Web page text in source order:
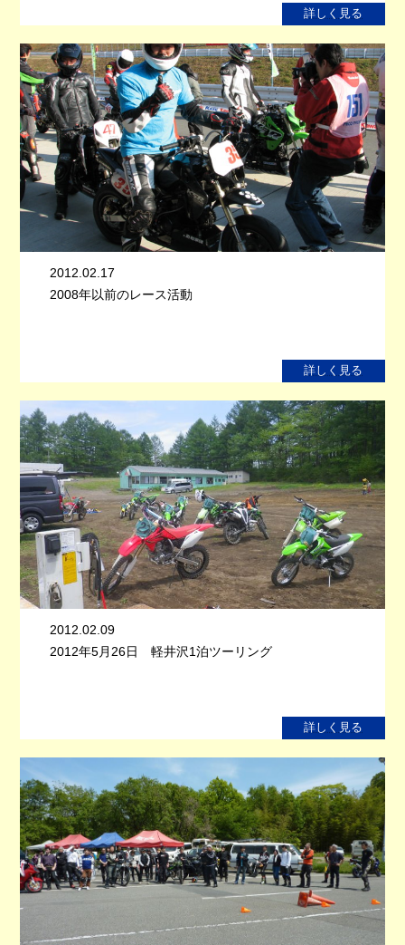
詳しく見る
2012.02.17
2008年以前のレース活動
詳しく見る
2012.02.09
2012年5月26日 軽井沢1泊ツーリング
詳しく見る